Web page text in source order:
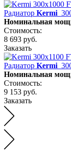
Радиатор Kermi
Номинальная
Стоимость:
8 693 руб.
Заказать
Радиатор Kermi
Номинальная
Стоимость:
9 153 руб.
Заказать